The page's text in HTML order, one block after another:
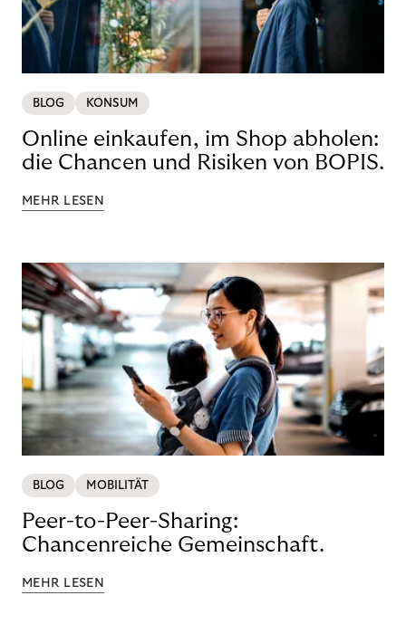
BLOG KONSUM
Online einkaufen, im Shop abholen:
die Chancen und Risiken von BOPIS.
MEHR LESEN
BLOG MOBILITÄT
Peer-to-Peer-Sharing:
Chancenreiche Gemeinschaft.
MEHR LESEN